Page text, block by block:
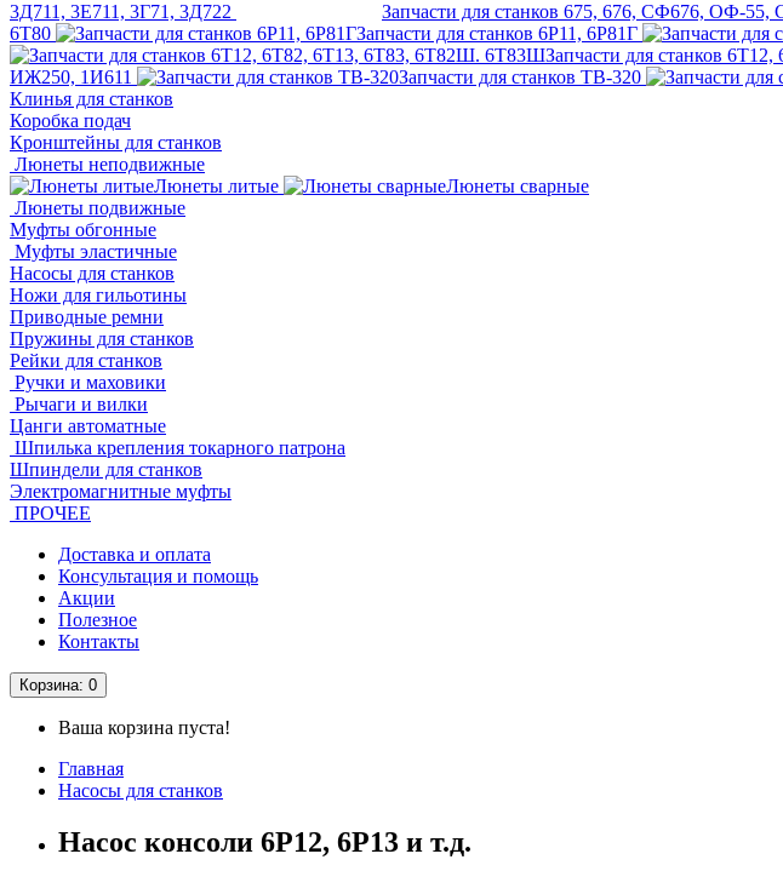
3Д711, 3Е711, 3Г71, 3Д722 Запчасти для станков 675, 676, СФ676, ОФ-55,
6Т80
Запчасти для станков 6Р11, 6Р81Г
Запчасти для станков
ИЖ250, 1И611
Запчасти для станков ТВ-320
Клинья для станков
Коробка подач
Кронштейны для станков
Люнеты неподвижные
Люнеты литые
Люнеты сварные
Люнеты подвижные
Муфты обгонные
Муфты эластичные
Насосы для станков
Ножи для гильотины
Приводные ремни
Пружины для станков
Рейки для станков
Ручки и маховики
Рычаги и вилки
Цанги автоматные
Шпилька крепления токарного патрона
Шпиндели для станков
Электромагнитные муфты
ПРОЧЕЕ
Доставка и оплата
Консультация и помощь
Акции
Полезное
Контакты
Корзина: 0
Ваша корзина пуста!
Главная
Насосы для станков
Насос консоли 6Р12, 6Р13 и т.д.